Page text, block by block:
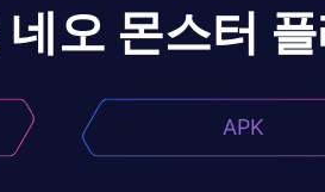
네오 몬스터
APK